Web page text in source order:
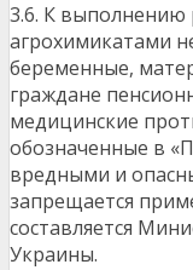
3.6. К выполнению
агрохимикатами
беременные,
граждане
медицинские
обозначенные в
вредными и
запрещается
составляется
Украины.